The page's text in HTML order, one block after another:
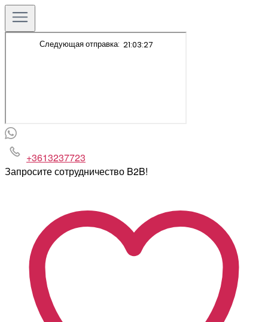
+3613237723
Запросите сотрудничество B2B!